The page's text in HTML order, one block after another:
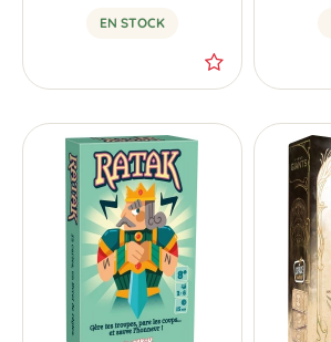
EN STOCK